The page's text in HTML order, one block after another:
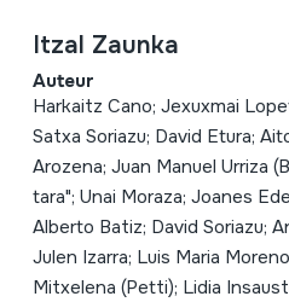
Itzal Zaunka
Auteur
Harkaitz Cano; Jexuxmai
Satxa Soriazu; David Etura;
Arozena; Juan Manuel Urriza
tara"; Unai Moraza; Joanes
Alberto Batiz; David Soriazu;
Julen Izarra; Luis Maria
Mitxelena (Petti); Lidia